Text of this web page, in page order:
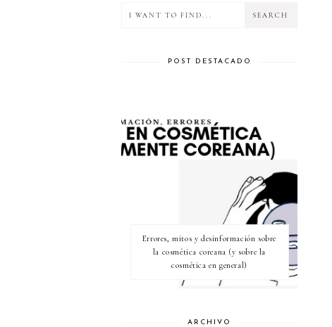
POST DESTACADO
Errores, mitos y desinformación sobre
la cosmética coreana (y sobre la
cosmética en general)
ARCHIVO